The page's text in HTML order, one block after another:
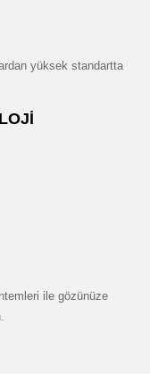
yüksek standartta
ile gözünüze